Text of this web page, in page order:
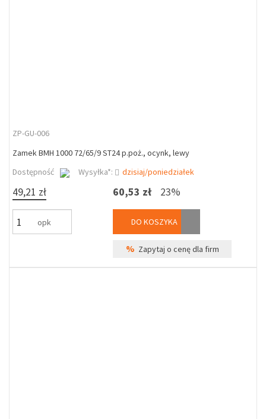
ZP-GU-006
Zamek BMH 1000 72/65/9 ST24 p.poż., ocynk, lewy
Dostępność
Wysyłka*: dzisiaj/poniedziałek
49,21 zł
opk
60,53 zł 23%
DO KOSZYKA
% Zapytaj o cenę dla firm